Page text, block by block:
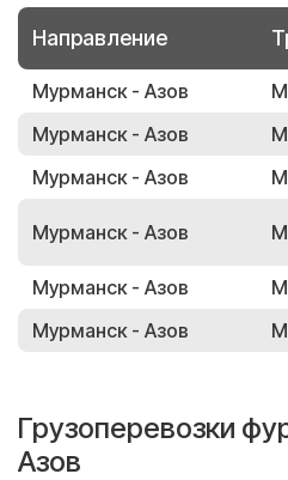
Направление
Мурманск - Азов
Мурманск - Азов
Мурманск - Азов
Мурманск - Азов
Мурманск - Азов
Мурманск - Азов
Грузоперевозки
Азов